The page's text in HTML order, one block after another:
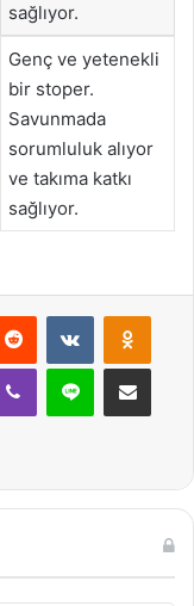
sağlıyor.
Genç ve yetenekli
bir stoper.
Savunmada
sorumluluk alıyor
ve takıma katkı
sağlıyor.
Reddit VKontakte
Viber Line E-Posta ile